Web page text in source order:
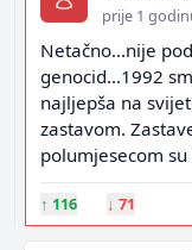
prije 1
Netačno...nije
genocid...1992
najljepša na
zastavom.
polumjesecom
↑ 116 ↓ 71